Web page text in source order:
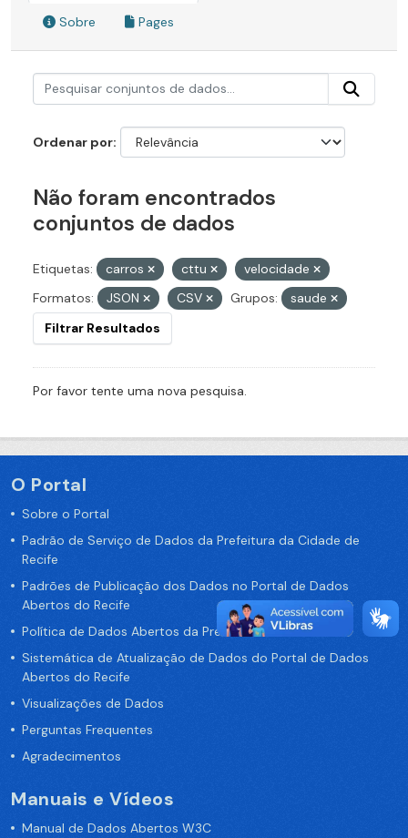
Sobre Pages
Ordenar por
Não foram encontrados
conjuntos de dados
Etiquetas: carros cttu
velocidade
Formatos:
JSON CSV Grupos:
saude
Filtrar Resultados
Por favor tente uma nova pesquisa.
O Portal
Sobre o Portal
Padrão de Serviço de Dados da Prefeitura da Cidade de
Recife
Padrões de Publicação dos Dados no Portal de Dados
Abertos do Recife
Política de Dados Abertos da Prefeitura do Recife
Sistemática de Atualização de Dados do Portal de Dados
Abertos do Recife
Visualizações de Dados
Perguntas Frequentes
Agradecimentos
Manuais e Vídeos
Manual de Dados Abertos W3C